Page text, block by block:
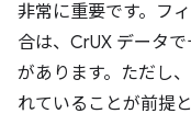
非常に重要です。フ
合は、CrUX データ
があります。ただし
れていることが前提と